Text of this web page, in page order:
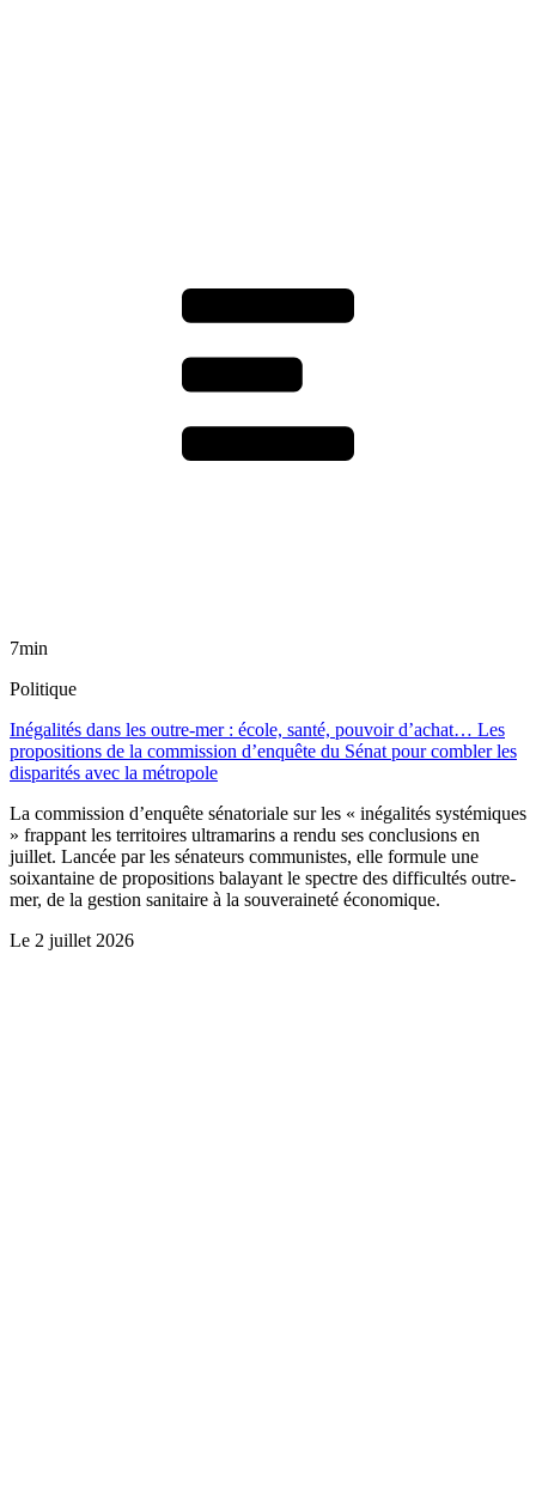
7min
Politique
Inégalités dans les outre-mer : école, santé, pouvoir d’achat… Les
propositions de la commission d’enquête du Sénat pour combler les
disparités avec la métropole
La commission d’enquête sénatoriale sur les « inégalités systémiques
» frappant les territoires ultramarins a rendu ses conclusions en
juillet. Lancée par les sénateurs communistes, elle formule une
soixantaine de propositions balayant le spectre des difficultés outre-
mer, de la gestion sanitaire à la souveraineté économique.
Le 2 juillet 2026